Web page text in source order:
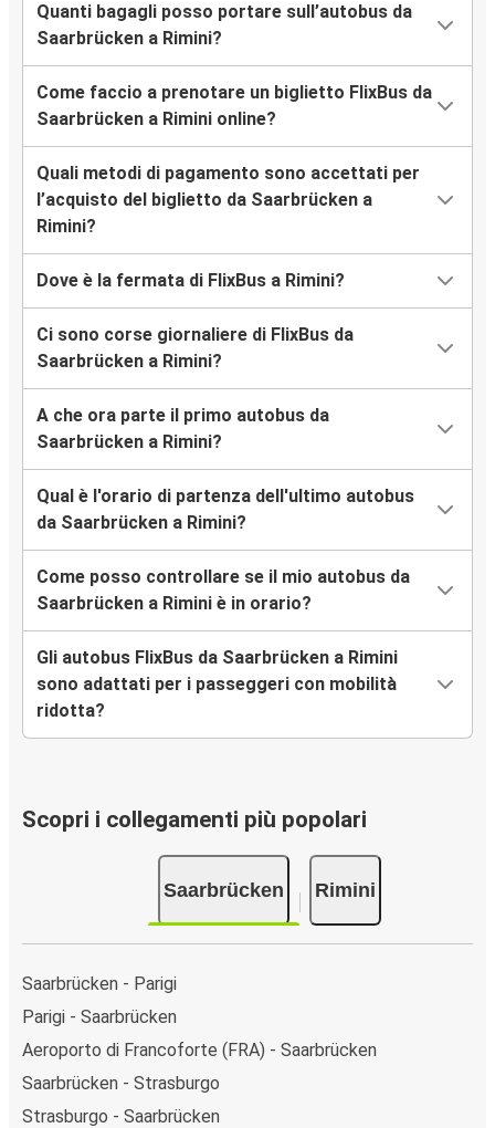
Quanti bagagli posso portare sull’autobus da
Saarbrücken a Rimini?
Come faccio a prenotare un biglietto FlixBus da
Saarbrücken a Rimini online?
Quali metodi di pagamento sono accettati per
l’acquisto del biglietto da Saarbrücken a
Rimini?
Dove è la fermata di FlixBus a Rimini?
Ci sono corse giornaliere di FlixBus da
Saarbrücken a Rimini?
A che ora parte il primo autobus da
Saarbrücken a Rimini?
Qual è l'orario di partenza dell'ultimo autobus
da Saarbrücken a Rimini?
Come posso controllare se il mio autobus da
Saarbrücken a Rimini è in orario?
Gli autobus FlixBus da Saarbrücken a Rimini
sono adattati per i passeggeri con mobilità
ridotta?
Scopri i collegamenti più popolari
Saarbrücken Rimini
Saarbrücken - Parigi
Parigi - Saarbrücken
Aeroporto di Francoforte (FRA) - Saarbrücken
Saarbrücken - Strasburgo
Strasburgo - Saarbrücken